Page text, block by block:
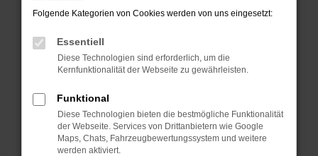
Prüfe deine Browsererweiterungen.
können das Laden bestimmter Seiten
verhindern. Funktioniert die Seite in einem
anderen Browser oder in einem privaten
Starte dein Gerät neu.
Das kann manchmal helfen, vorübergehende
Probleme zu beheben.
Folgende Kategorien von Cookies werden von uns eingesetzt:
Essentiell
Diese Technologien sind erforderlich, um die
Kernfunktionalität der Webseite zu gewährleisten.
Funktional
Diese Technologien bieten die bestmögliche Funktionalität
der Webseite. Services von Drittanbietern wie Google
Maps, Chats, Fahrzeugbewertungssystem und weitere
werden aktiviert.